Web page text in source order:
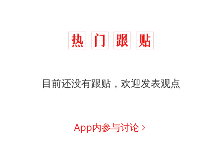
目前还没有跟贴，欢迎发表观点
App内参与讨论
因老师一句“跟我回家”改写了
费大厨“全国小炒肉大王”称
号，仅凭视频评出？中国烹饪